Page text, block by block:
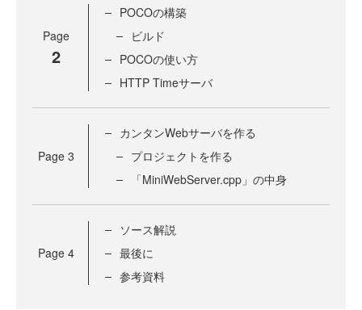
Page
2
POCOの構築
ビルド
POCOの使い方
HTTP Timeサーバ
Page 3
カンタンWebサーバを作る
プロジェクトを作る
「MiniWebServer.cpp」の中身
Page 4
ソース解説
最後に
参考資料